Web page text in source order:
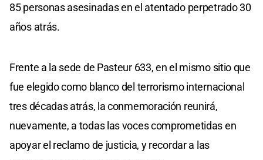
85 personas asesinadas en el atentado perpetrado 30
años atrás.
Frente a la sede de Pasteur 633, en el mismo sitio que
fue elegido como blanco del terrorismo internacional
tres décadas atrás, la conmemoración reunirá,
nuevamente, a todas las voces comprometidas en
apoyar el reclamo de justicia, y recordar a las